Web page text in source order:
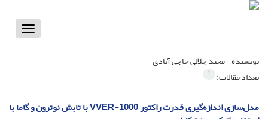
Toggle
نویسنده =مجید جلالی حاجی آبادی
تعداد مقالات: 1
مدل‌سازی اندازه‌گیری قدرت راکتور VVER-1000 با تابش نوترون و گاما با